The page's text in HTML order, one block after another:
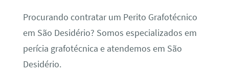
Procurando contratar um Perito Grafotécnico
em São Desidério? Somos especializados em
perícia grafotécnica e atendemos em São
Desidério.